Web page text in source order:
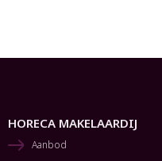
HORECA MAKELAARDIJ
Aanbod